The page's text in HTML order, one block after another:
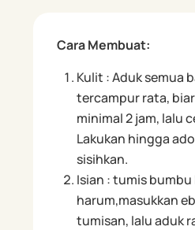
Cara Membuat:
Kulit : Aduk semua
tercampur rata,
minimal 2 jam, lalu
Lakukan hingga
sisihkan.
Isian : tumis
harum,masukkan
tumisan, lalu aduk